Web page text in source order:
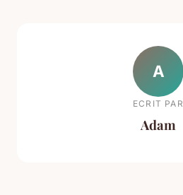
A
ECRIT PAR
Adam